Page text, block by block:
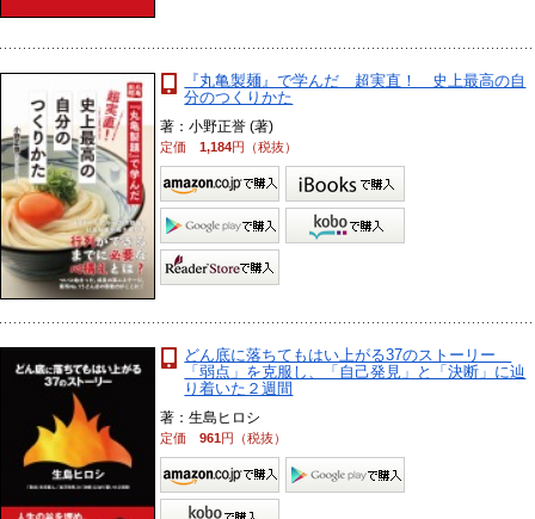
『丸亀製麺』で学んだ 超実直！ 史上最高の自
分のつくりかた
著：小野正誉 (著)
定価1,184円（税抜）
どん底に落ちてもはい上がる37のストーリー
「弱点」を克服し、「自己発見」と「決断」に辿
り着いた２週間
著：生島ヒロシ
定価961円（税抜）